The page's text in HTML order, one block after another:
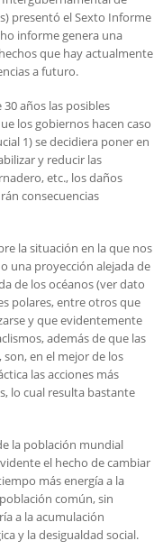
presentó el Sexto Informe
informe genera una
que hay actualmente
a futuro.
30 años las posibles
los gobiernos hacen caso
1) se decidiera poner en
y reducir las
etc., los daños
consecuencias
la situación en la que nos
una proyección alejada de
de los océanos (ver dato
polares, entre otros que
y que evidentemente
además de que las
en el mejor de los
las acciones más
lo cual resulta bastante
la población mundial
el hecho de cambiar
más energía a la
común, sin
a la acumulación
y la desigualdad social.